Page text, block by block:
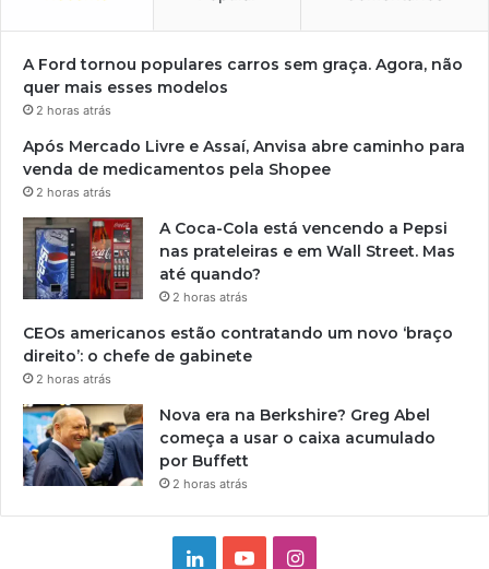
A Ford tornou populares carros sem graça. Agora, não
quer mais esses modelos
2 horas atrás
Após Mercado Livre e Assaí, Anvisa abre caminho para
venda de medicamentos pela Shopee
2 horas atrás
A Coca-Cola está vencendo a Pepsi
nas prateleiras e em Wall Street. Mas
até quando?
2 horas atrás
CEOs americanos estão contratando um novo ‘braço
direito’: o chefe de gabinete
2 horas atrás
Nova era na Berkshire? Greg Abel
começa a usar o caixa acumulado
por Buffett
2 horas atrás
LinkedinYouTubeInstagram